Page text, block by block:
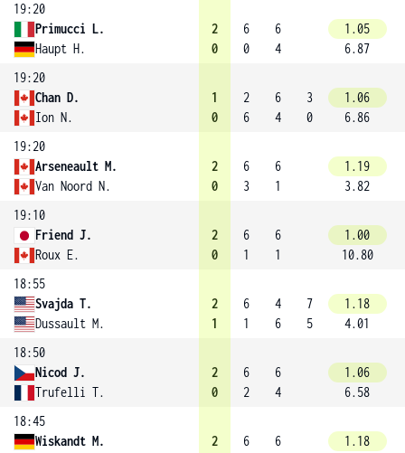
19:20
Primucci L.
Haupt H.
2
0
6
0
6
4
1.05
6.87
19:20
Chan D.
Ion N.
1
0
2
6
6
4
3
0
1.06
6.86
19:20
Arseneault M.
Van Noord N.
2
0
6
3
6
1
1.19
3.82
19:10
Friend J.
Roux E.
2
0
6
1
6
1
1.00
10.80
18:55
Svajda T.
Dussault M.
2
1
6
1
4
6
7
5
1.18
4.01
18:50
Nicod J.
Trufelli T.
2
0
6
2
6
4
1.06
6.58
18:45
Wiskandt M.
2
6
6
1.18